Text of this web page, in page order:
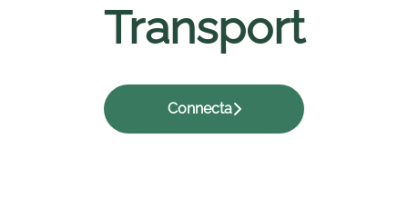
Transport
Connecta